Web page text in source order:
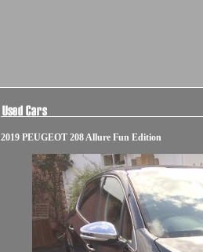
2019 PEUGEOT 208 Allure Fun Edition